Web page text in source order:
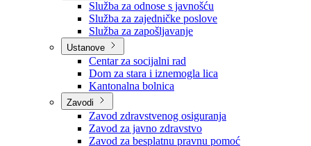
Službe
Služba za odnose s javnošću
Služba za zajedničke poslove
Služba za zapošljavanje
Ustanove
Centar za socijalni rad
Dom za stara i iznemogla lica
Kantonalna bolnica
Zavodi